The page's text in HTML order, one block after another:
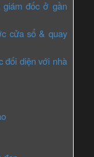
giám đốc ở gần
cửa sổ & quay
đối diện với nhà